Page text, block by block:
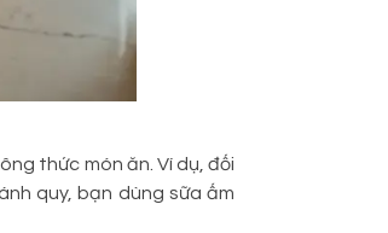
thức món ăn. Ví dụ, đối
quy, bạn dùng sữa ấm